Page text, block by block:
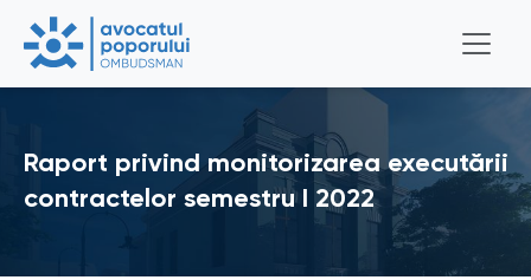
Raport privind monitorizarea executării
contractelor semestru I 2022